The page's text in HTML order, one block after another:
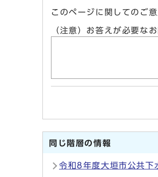
このページに関してのご
（注意）お答えが必要な
同じ階層の情報
令和8年度大垣市公共下